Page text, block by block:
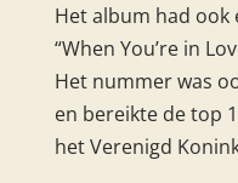
Het album had ook
“When You’re in
Het nummer was
en bereikte de top
het Verenigd